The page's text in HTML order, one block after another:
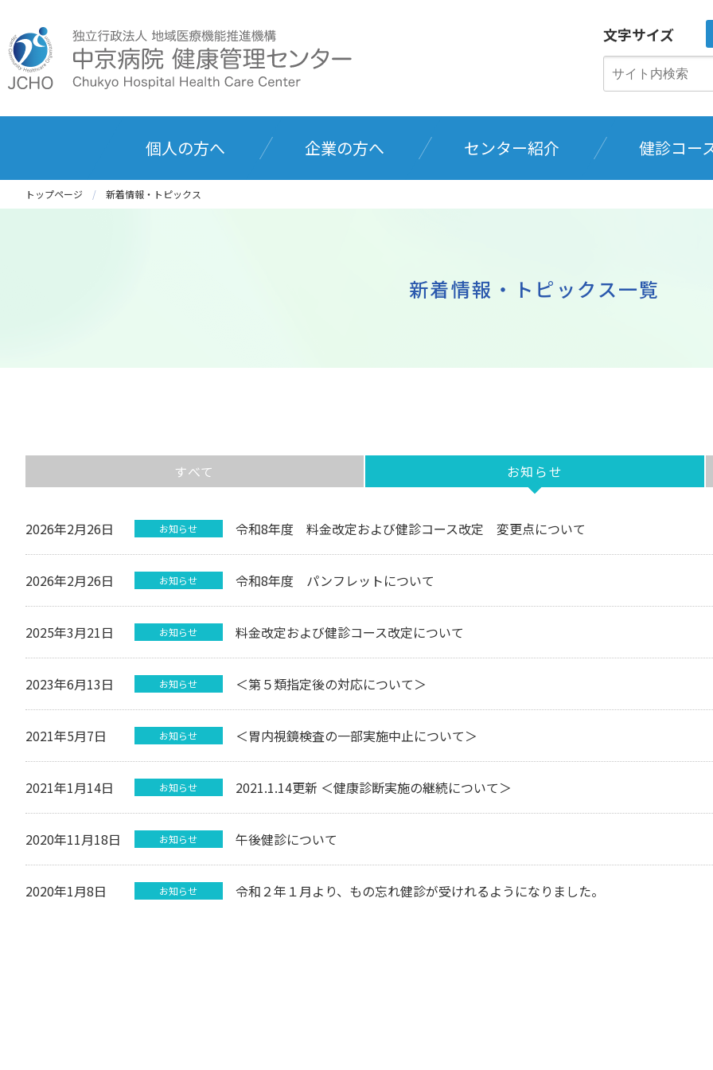
文字サイズ
個人の方へ 企業の方へ センター紹介 健診コー
トップページ 新着情報・トピックス
新着情報・トピックス一覧
すべて お知らせ
2026年2月26日 お知らせ 令和8年度 料金改定および健診コース改定 変更点について
2026年2月26日 お知らせ 令和8年度 パンフレットについて
2025年3月21日 お知らせ 料金改定および健診コース改定について
2023年6月13日 お知らせ ＜第５類指定後の対応について＞
2021年5月7日 お知らせ ＜胃内視鏡検査の一部実施中止について＞
2021年1月14日 お知らせ 2021.1.14更新 ＜健康診断実施の継続について＞
2020年11月18日 お知らせ 午後健診について
2020年1月8日 お知らせ 令和２年１月より、もの忘れ健診が受けれるようになりました。